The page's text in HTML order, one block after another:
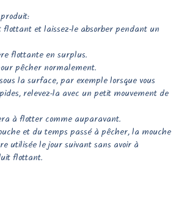
flottant et laissez-le absorber pendant un
flottante en surplus.
pêcher normalement.
la surface, par exemple lorsque vous
relevez-la avec un petit mouvement de
à flotter comme auparavant.
et du temps passé à pêcher, la mouche
utilisée le jour suivant sans avoir à
flottant.